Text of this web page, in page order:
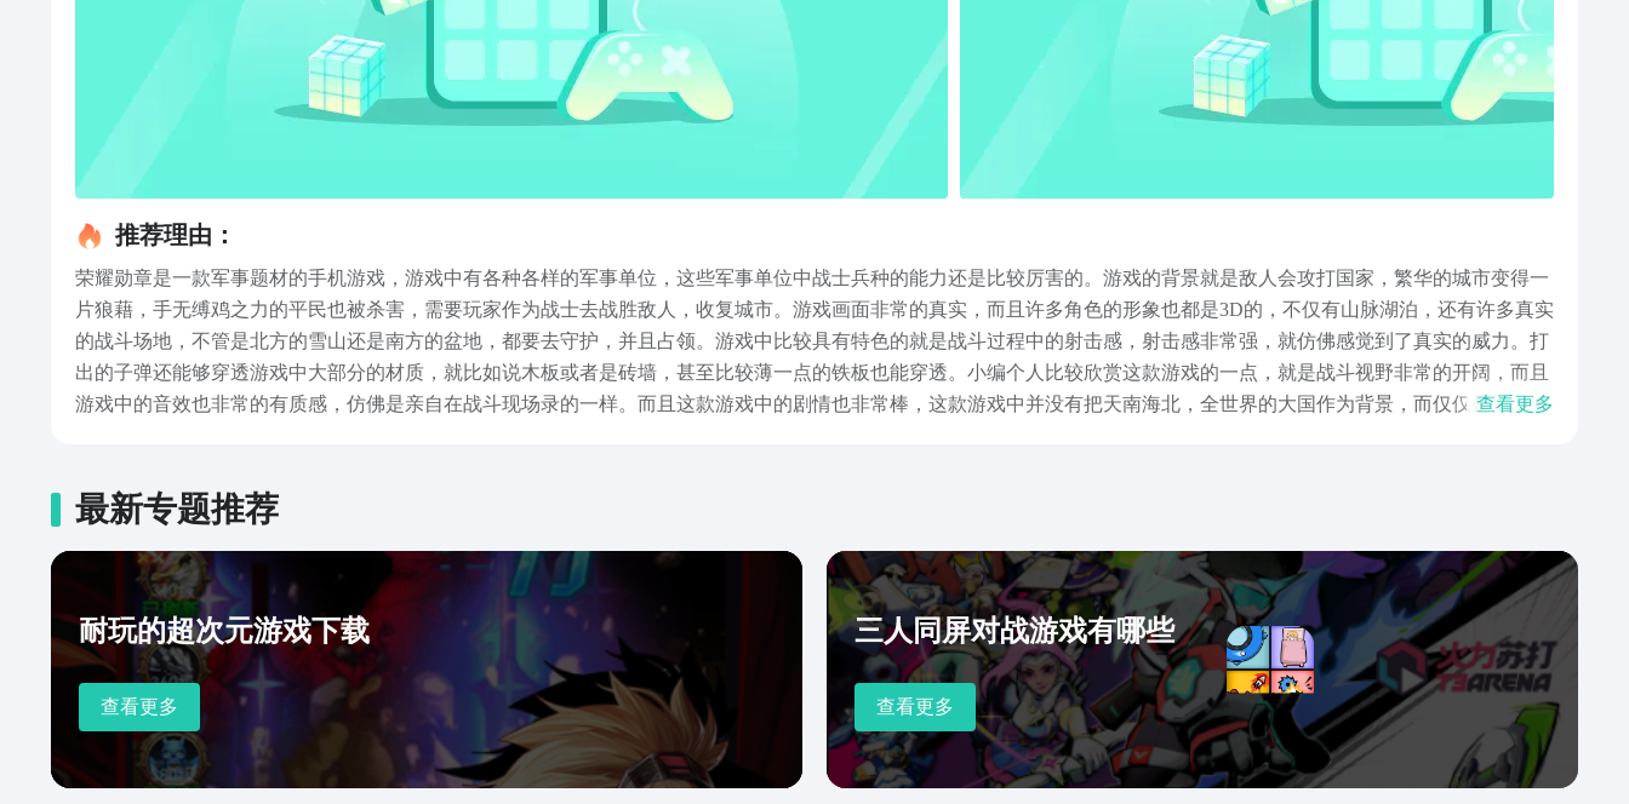
推荐理由：
荣耀勋章是一款军事题材的手机游戏，游戏中有各种各样的军事单位，这些军事单位中战士兵种的能力还是比较厉害的。游戏的背景就是敌人会攻打国家，繁华的城市变得一
片狼藉，手无缚鸡之力的平民也被杀害，需要玩家作为战士去战胜敌人，收复城市。游戏画面非常的真实，而且许多角色的形象也都是3D的，不仅有山脉湖泊，还有许多真实
的战斗场地，不管是北方的雪山还是南方的盆地，都要去守护，并且占领。游戏中比较具有特色的就是战斗过程中的射击感，射击感非常强，就仿佛感觉到了真实的威力。打
出的子弹还能够穿透游戏中大部分的材质，就比如说木板或者是砖墙，甚至比较薄一点的铁板也能穿透。小编个人比较欣赏这款游戏的一点，就是战斗视野非常的开阔，而且
游戏中的音效也非常的有质感，仿佛是亲自在战斗现场录的一样。而且这款游戏中的剧情也非常棒，这款游戏中并没有把天南海北，全世界的大国作为背景，而仅仅是把游戏
友军与敌军。
查看更多
最新专题推荐
耐玩的超次元游戏下载
查看更多
三人同屏对战游戏有哪些
查看更多